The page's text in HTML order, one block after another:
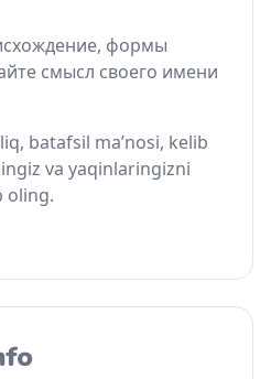
формы
смысл своего имени
batafsil ma’nosi, kelib
va yaqinlaringizni
oling.